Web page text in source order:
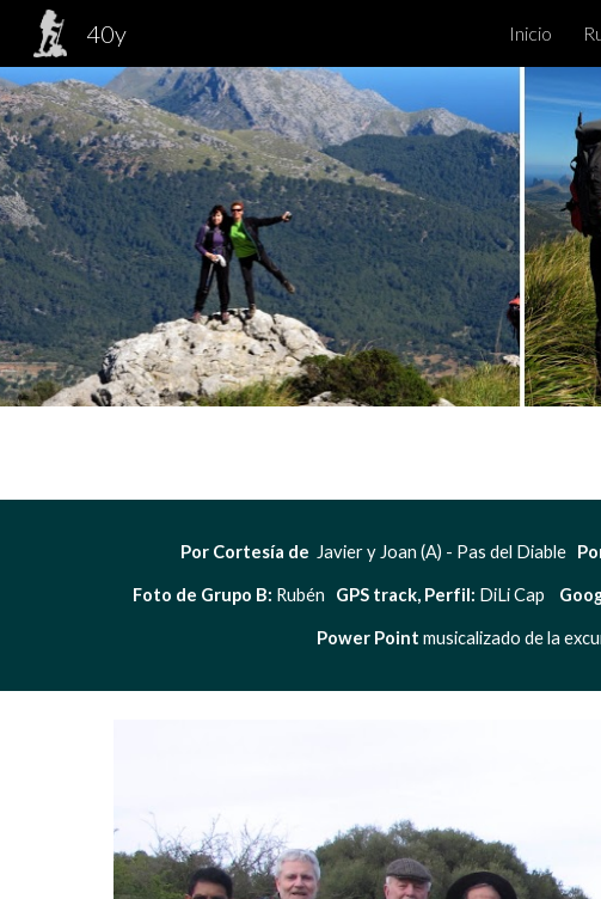
Skip to
40y Inicio
Por Cortesía de Javier y Joan (A) - Pas del Diable
Foto de Grupo B: Rubén GPS track, Perfil: DiLi Cap
Power Point musicalizado de la